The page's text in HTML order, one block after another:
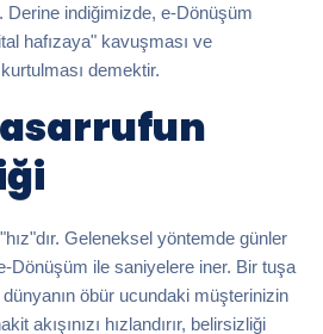
Derine indiğimizde, e-Dönüşüm
hafızaya" kavuşması ve
demektir.
Geleneksel yöntemde günler
Dönüşüm ile saniyelere iner. Bir tuşa
dünyanın öbür ucundaki müşterinizin
akışınızı hızlandırır, belirsizliği